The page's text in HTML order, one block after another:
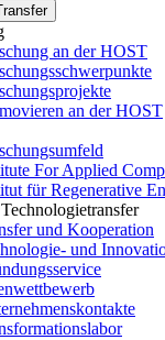
an der HOST
an der HOST
For Applied
für Regenerative
und Kooperation
und